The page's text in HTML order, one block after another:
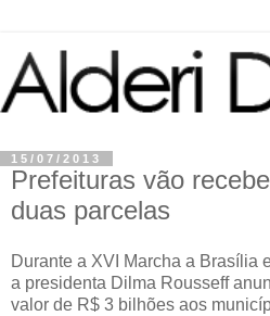
15/07/2013
Prefeituras vão
duas parcelas
Durante a XVI Marcha a Brasília
a presidenta Dilma Rousseff
valor de R$ 3 bilhões aos